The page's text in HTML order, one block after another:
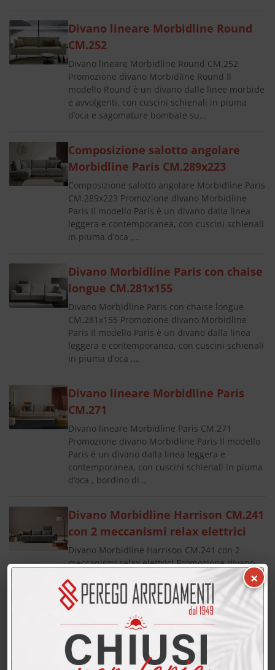
Divano lineare Morbidline Round
CM.252
Divano lineare Morbidline Round CM.252
Promozione divano Morbidline Round Il
modello Round è un divano dalle linee morbide
e avvolgenti, con cuscini schienali in piuma
d’oca e sagomature bombate su…
Composizione salotto angolare
Morbidline Paris CM.289x223
Composizione salotto angolare Morbidline Paris
CM.289x223 Promozione divano Morbidline
Paris Il modello Paris è un divano dalla linea
leggera e contemporanea, con cuscini schienali
in piuma d’oca ,…
Divano Morbidline Paris con chaise
longue CM.281x155
Divano Morbidline Paris con chaise longue
CM.281x155 Promozione divano Morbidline
Paris Il modello Paris è un divano dalla linea
leggera e contemporanea, con cuscini schienali
in piuma d’oca ,…
Divano lineare Morbidline Paris
CM.271
Divano lineare Morbidline Paris CM.271
Promozione divano Morbidline Paris Il modello
Paris è un divano dalla linea leggera e
contemporanea, con cuscini schienali in piuma
d’oca , bordino di…
Divano Morbidline Harrison CM.241
con 2 meccanismi relax elettrici
Divano Morbidline Harrison CM.241 con 2
meccanismi relax elettrici Promozione divano
Morbidline Harrison Il modello Harrison è un
divano relax dal comfort avanzato: meccanismi
relax elettrici con…
Divano Morbidline Macon CM.264
con seduta lunga estraibile
×